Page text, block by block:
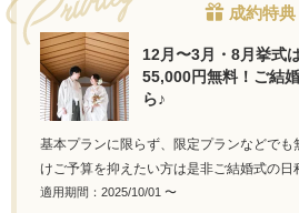
成約特典
12月〜3月・8月挙式
55,000円無料！ご結
ら♪
基本プランに限らず、限定プランなどで
けご予算を抑えたい方は是非ご結婚式の日
適用期間：2025/10/01 〜